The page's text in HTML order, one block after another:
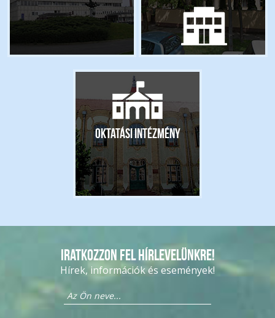
Oktatási intézmény
Iratkozzon fel hírlevelünkre!
Hírek, információk és események!